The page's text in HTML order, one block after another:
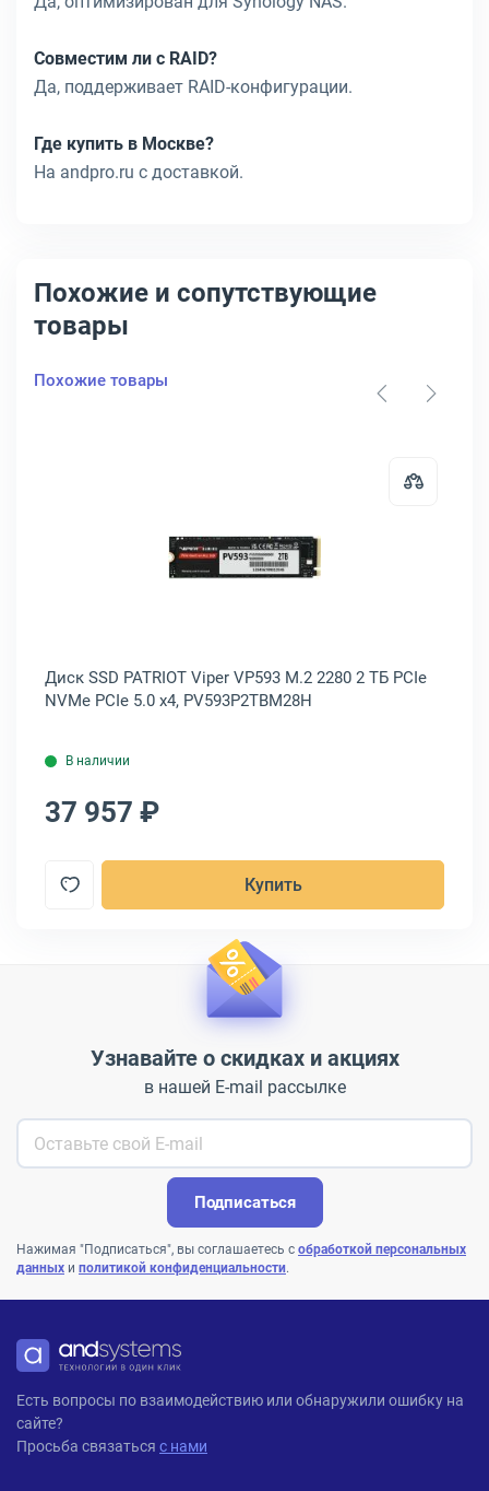
Совместим ли с RAID?
Да, поддерживает RAID-конфигурации.
Где купить в Москве?
На andpro.ru с доставкой.
Похожие и сопутствующие
товары
Похожие товары
ThinkSystem Mixed Use 2.5" 480 ГБ SATA, 4XB7A17076
Открыть товар: Диск SSD
Диск SSD PATRIOT Viper VP593 M.2 2280 2 ТБ PCIe
NVMe PCIe 5.0 x4, PV593P2TBM28H
В наличии
37 957 ₽
Купить
Узнавайте о скидках и акциях
в нашей E-mail рассылке
Подписаться
Нажимая "Подписаться", вы соглашаетесь с обработкой персональных
данных и политикой конфиденциальности.
ANDPRO
Есть вопросы по взаимодействию или обнаружили ошибку на
сайте?
Просьба связаться с нами